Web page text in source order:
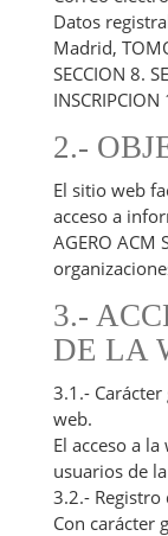
Datos
Madrid,
SECCION 8.
INSCRIPCION
2.-
El sitio web
acceso a
AGERO ACM
3.-
DE LA
3.1.-
web.
El acceso a
usuarios de
3.2.- Registro
Con carácter